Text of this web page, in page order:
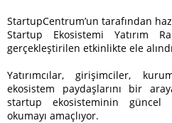
StartupCentrum’un tarafından
Startup Ekosistemi Yatırım
gerçekleştirilen etkinlikte ele
Yatırımcılar, girişimciler,
ekosistem paydaşlarını bir
startup ekosisteminin güncel
okumayı amaçlıyor.